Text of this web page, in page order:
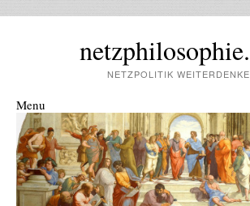
NETZPOLITIK
Menu
Skip to content